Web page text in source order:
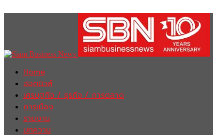
Home
ฮอตนิวส์
เศรษฐกิจ / ธุรกิจ / การตลาด
การเมือง
รายงาน
บทความ